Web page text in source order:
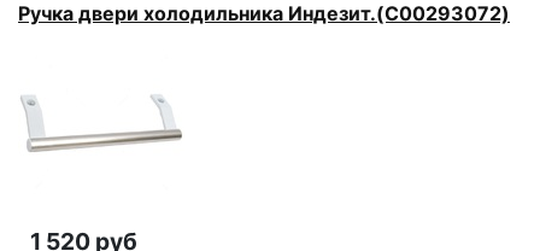
Ручка двери холодильника Индезит.(C00293072)
1 520 руб